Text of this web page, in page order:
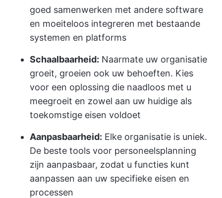
goed samenwerken met andere software
en moeiteloos integreren met bestaande
systemen en platforms
Schaalbaarheid: Naarmate uw organisatie
groeit, groeien ook uw behoeften. Kies
voor een oplossing die naadloos met u
meegroeit en zowel aan uw huidige als
toekomstige eisen voldoet
Aanpasbaarheid: Elke organisatie is uniek.
De beste tools voor personeelsplanning
zijn aanpasbaar, zodat u functies kunt
aanpassen aan uw specifieke eisen en
processen